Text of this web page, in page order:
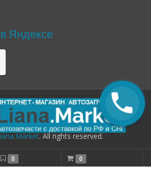
Яндексе
. All rights reserved.
0 0